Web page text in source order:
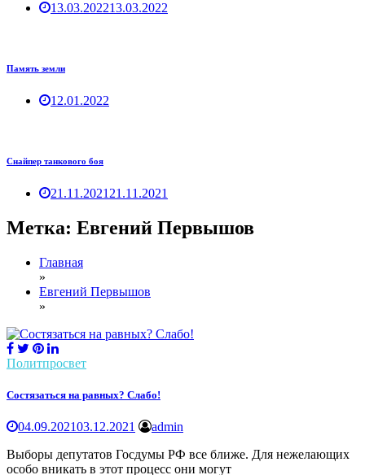
13.03.202213.03.2022
Память земли
12.01.2022
Снайпер танкового боя
21.11.2021 21.11.2021
Метка: Евгений Первышов
Главная
»
Евгений Первышов
»
Политпросвет
Состязаться на равных? Слабо!
04.09.202103.12.2021
admin
Выборы депутатов Госдумы РФ все ближе. Для нежелающих
особо вникать в этот процесс они могут